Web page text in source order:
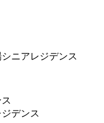
ニアレジデンス
デンス